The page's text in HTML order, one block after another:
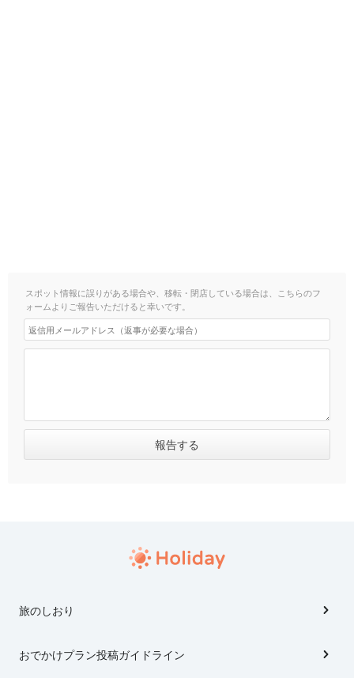
スポット情報に誤りがある場合や、移転・閉店している場合は、こちらのフ
ォームよりご報告いただけると幸いです。
旅のしおり
おでかけプラン投稿ガイドライン